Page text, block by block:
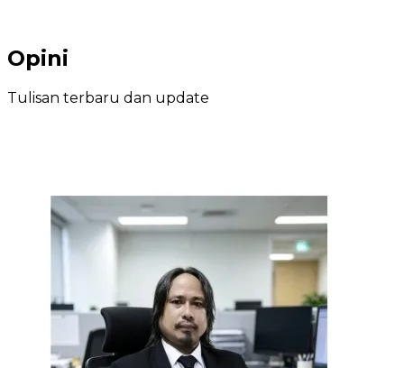
Opini
Tulisan terbaru dan update